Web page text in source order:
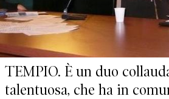
TEMPIO. È un duo
talentuosa, che ha in